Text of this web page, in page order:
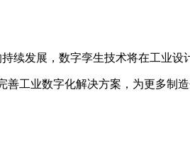
续发展，数字孪生技术将在工业
善工业数字化解决方案，为更多制